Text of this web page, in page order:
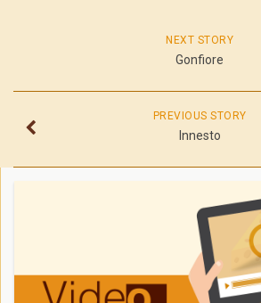
NEXT STORY
Gonfiore
PREVIOUS STORY
Innesto